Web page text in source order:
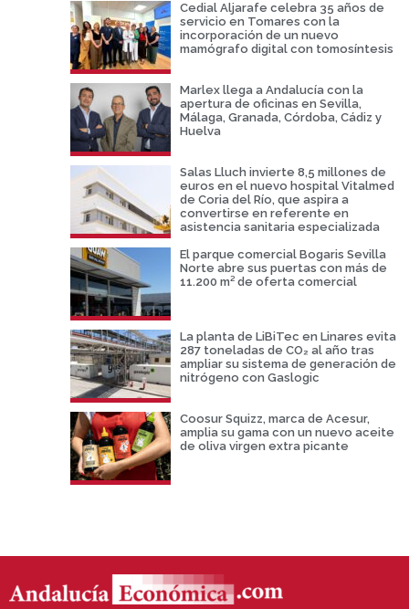
Cedial Aljarafe celebra 35 años de
servicio en Tomares con la
incorporación de un nuevo
mamógrafo digital con tomosíntesis
Marlex llega a Andalucía con la
apertura de oficinas en Sevilla,
Málaga, Granada, Córdoba, Cádiz y
Huelva
Salas Lluch invierte 8,5 millones de
euros en el nuevo hospital Vitalmed
de Coria del Río, que aspira a
convertirse en referente en
asistencia sanitaria especializada
El parque comercial Bogaris Sevilla
Norte abre sus puertas con más de
11.200 m² de oferta comercial
La planta de LiBiTec en Linares evita
287 toneladas de CO₂ al año tras
ampliar su sistema de generación de
nitrógeno con Gaslogic
Coosur Squizz, marca de Acesur,
amplia su gama con un nuevo aceite
de oliva virgen extra picante